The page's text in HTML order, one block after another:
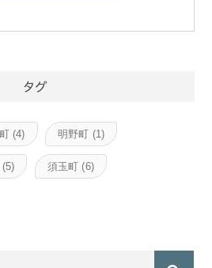
タグ
(4) 明野町 (1)
(5) 須玉町 (6)